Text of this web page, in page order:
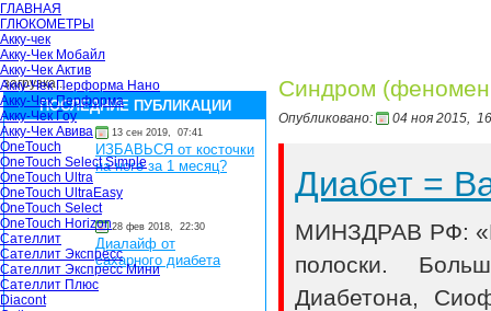
ГЛАВНАЯ
ГЛЮКОМЕТРЫ
Акку-чек
Акку-Чек Мобайл
Акку-Чек Актив
Акку-Чек Перформа Нано
Акку-Чек Перформа
Акку-Чек Гоу
Акку-Чек Авива
OneTouch
OneTouch Select Simple
OneTouch Ultra
OneTouch UltraEasy
OneTouch Select
OneTouch Horizon
Сателлит
Сателлит Экспресс
Сателлит Экспресс Мини
Сателлит Плюс
Diacont
загрузка...
ПОСЛЕДНИЕ ПУБЛИКАЦИИ
13 сен 2019, 07:41
ИЗБАВЬСЯ от косточки
на ноге за 1 месяц?
28 фев 2018, 22:30
Диалайф от
сахарного диабета
Синдром
Опубликовано: 04 ноя 2015,
Диабет =
МИНЗДРАВ РФ:
полоски.
Диабетона,